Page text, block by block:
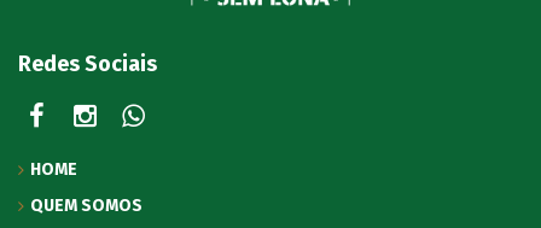
Redes Sociais
HOME
QUEM SOMOS